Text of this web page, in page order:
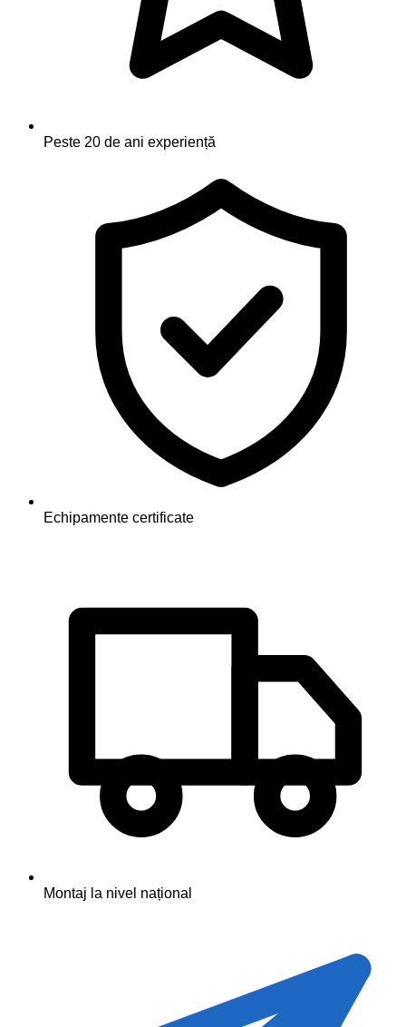
Peste 20 de ani experiență
Echipamente certificate
Montaj la nivel național